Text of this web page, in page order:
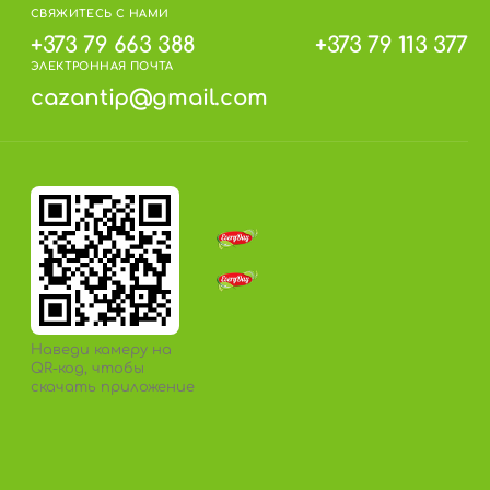
СВЯЖИТЕСЬ С НАМИ
+373 79 663 388 +373 79 113 377
ЭЛЕКТРОННАЯ ПОЧТА
cazantip@gmail.com
Наведи камеру на
QR-код, чтобы
скачать приложение